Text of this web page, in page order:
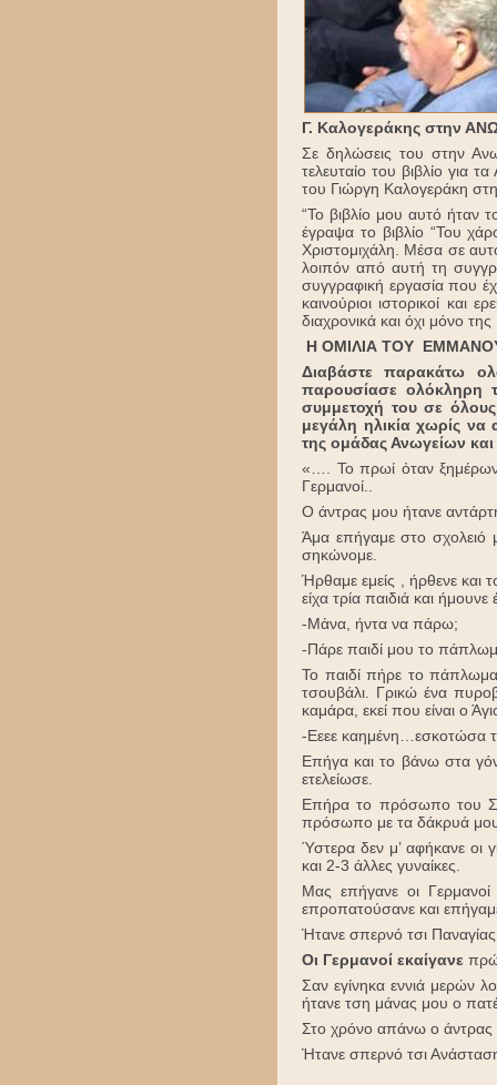
Γ. Καλογεράκης στην
Σε δηλώσεις του στην
τελευταίο του βιβλίο για
του Γιώργη Καλογεράκη
“Το βιβλίο μου αυτό ήταν
έγραψα το βιβλίο “Του
Χριστομιχάλη. Μέσα σε
λοιπόν από αυτή τη
συγγραφική εργασία που
καινούριοι ιστορικοί
διαχρονικά και όχι μόνο
Η ΟΜΙΛΙΑ ΤΟΥ
Διαβάστε παρακάτω
παρουσίασε ολόκληρη
συμμετοχή του σε
μεγάλη ηλικία χωρίς να
της ομάδας Ανωγείων
«…. Το πρωί ὀταν
Γερμανοί..
Ο άντρας μου ήτανε
Άμα επήγαμε στο σχολειό
σηκώνομε.
Ήρθαμε εμείς , ήρθενε και
είχα τρία παιδιά και
-Μἀνα, ήντα να πάρω;
-Πάρε παιδί μου το
Το παιδί πήρε το
τσουβάλι. Γρικώ ένα
καμάρα, εκεί που είναι ο
-Εεεε καημένη…εσκοτώσα
Επήγα και το βάνω στα
ετελείωσε.
Επήρα το πρόσωπο του
πρόσωπο με τα δάκρυά
Ύστερα δεν μ’ αφήκανε οι
και 2-3 άλλες γυναίκες.
Μας επήγανε οι
επροπατούσανε και
Ήτανε σπερνό τσι
Οι Γερμανοί εκαίγανε
Σαν εγίνηκα εννιά μερών
ήτανε τση μάνας μου ο
Στο χρόνο απάνω ο άντρας
Ήτανε σπερνό τσι